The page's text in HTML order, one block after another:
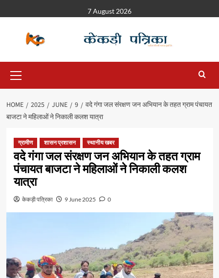
7 August 2026
HOME 2025 JUNE 9
वदे गंगा जल संरक्षण जन अभियान के तहत ग्राम पंचायत
बाजटा ने महिलाओं ने निकाली कलश यात्रा
ग्रामीण शासन प्रशासन स्थानीय खबर
वदे गंगा जल संरक्षण जन अभियान के तहत ग्राम
पंचायत बाजटा ने महिलाओं ने निकाली कलश
यात्रा
केकड़ी पत्रिका 9 June 2025 0